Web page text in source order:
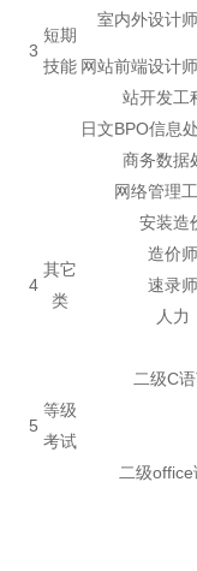
3
短期
技能
室内外设计
网站前端设计
站开发工
日文BPO信息
商务数据
网络管理
安装造
4
其它
类
造价师
速录师
人力
5
等级
考试
二级C
二级